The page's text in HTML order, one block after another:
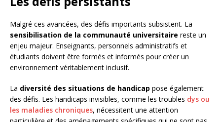
Malgré ces avancées, des défis importants subsistent. La
sensibilisation de la communauté universitaire reste un
enjeu majeur. Enseignants, personnels administratifs et
étudiants doivent être formés et informés pour créer un
environnement véritablement inclusif.
La diversité des situations de handicap pose également
des défis. Les handicaps invisibles, comme les troubles dys ou
les maladies chroniques, nécessitent une attention